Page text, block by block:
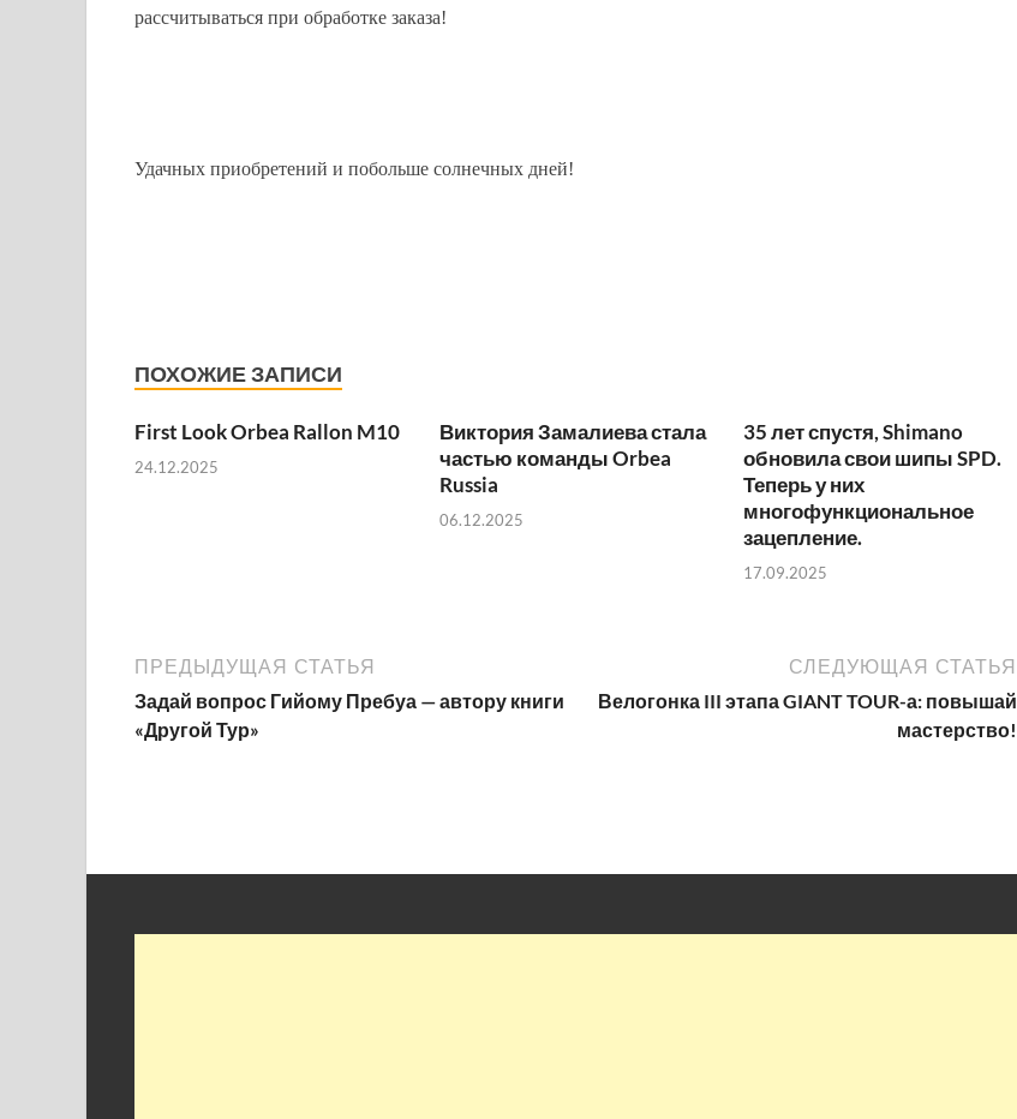
рассчитываться при обработке заказа!
Удачных приобретений и побольше солнечных дней!
ПОХОЖИЕ ЗАПИСИ
First Look Orbea Rallon M10
24.12.2025
Виктория Замалиева стала
частью команды Orbea
Russia
06.12.2025
35 лет спустя, Shimano
обновила свои шипы SPD.
Теперь у них
многофункциональное
зацепление.
17.09.2025
ПРЕДЫДУЩАЯ СТАТЬЯ
Задай вопрос Гийому Пребуа — автору книги
«Другой Тур»
СЛЕДУЮЩАЯ СТАТЬЯ
Велогонка III этапа GIANT TOUR-а: повышай
мастерство!